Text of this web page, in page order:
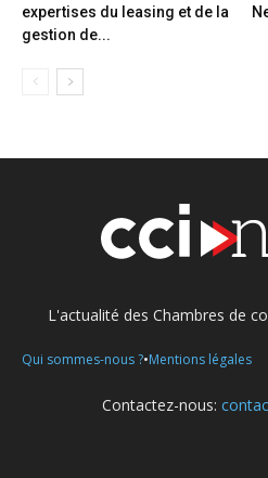
expertises du leasing et de la
gestion de...
L'actualité des Chambres de
Qui sommes-nous ?•Mentions légales
Contactez-nous: